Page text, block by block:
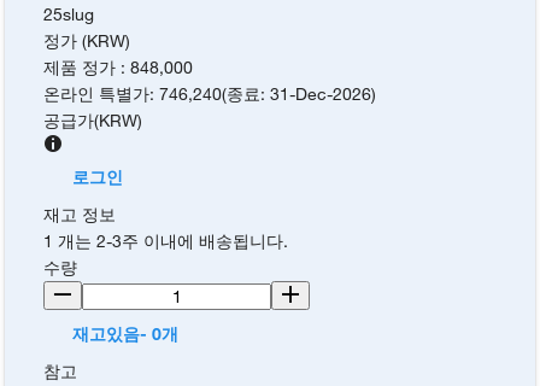
25slug
정가 (KRW)
제품 정가 :848,000
온라인 특별가:746,240(종료:31-Dec-2026)
공급가(KRW)
로그인
재고 정보
1 개는 2-3주 이내에 배송됩니다.
수량
재고있음- 0개
참고